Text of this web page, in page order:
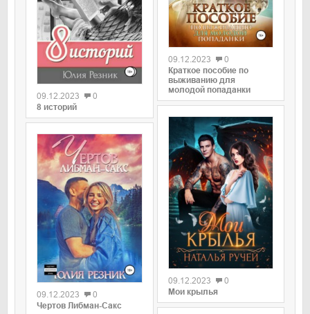
09.12.2023
0
8 историй
09.12.2023
0
Чертов Либман-Сакс
09.12.2023
0
Краткое пособие по
выживанию для
молодой попаданки
09.12.2023
0
Мои крылья